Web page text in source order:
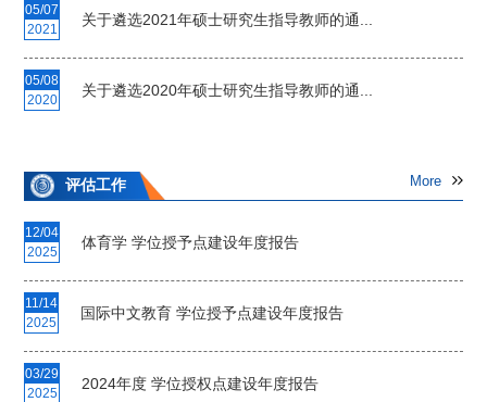
05/07
2021
关于遴选2021年硕士研究生指导教师的通...
05/08
2020
关于遴选2020年硕士研究生指导教师的通...
评估工作 More
12/04
2025
体育学 学位授予点建设年度报告
11/14
2025
国际中文教育 学位授予点建设年度报告
03/29
2025
2024年度 学位授权点建设年度报告